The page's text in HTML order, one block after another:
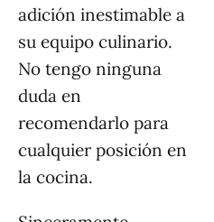
adición inestimable a
su equipo culinario.
No tengo ninguna
duda en
recomendarlo para
cualquier posición en
la cocina.